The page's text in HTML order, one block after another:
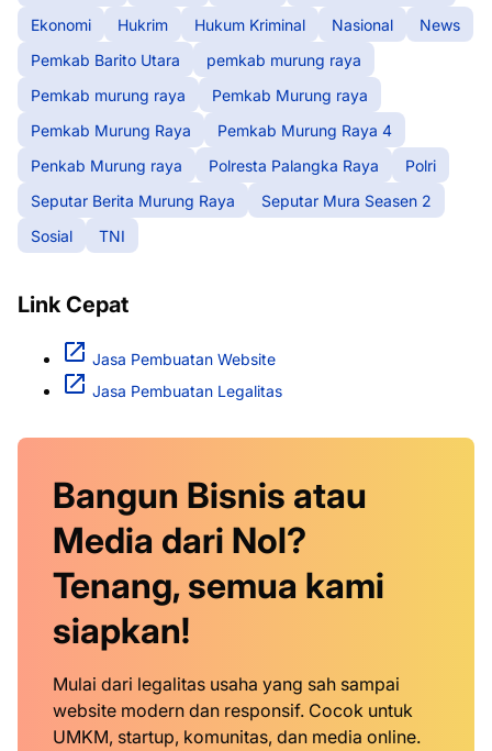
Ekonomi
Hukrim Hukum Kriminal Nasional
News
Pemkab Barito Utara
pemkab murung raya
Pemkab murung raya
Pemkab Murung raya
Pemkab Murung Raya
Pemkab Murung Raya 4
Penkab Murung raya
Polresta Palangka Raya
Polri
Seputar Berita Murung Raya
Seputar Mura Seasen 2
Sosial
TNI
Link Cepat
Jasa Pembuatan Website
Jasa Pembuatan Legalitas
Bangun Bisnis atau
Media dari Nol?
Tenang, semua kami
siapkan!
Mulai dari legalitas usaha yang sah sampai
website modern dan responsif. Cocok untuk
UMKM, startup, komunitas, dan media online.